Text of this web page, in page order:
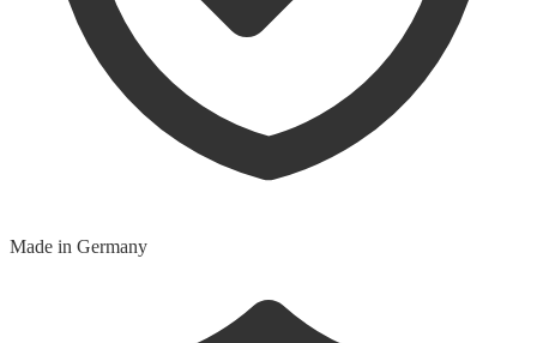
Made in Germany